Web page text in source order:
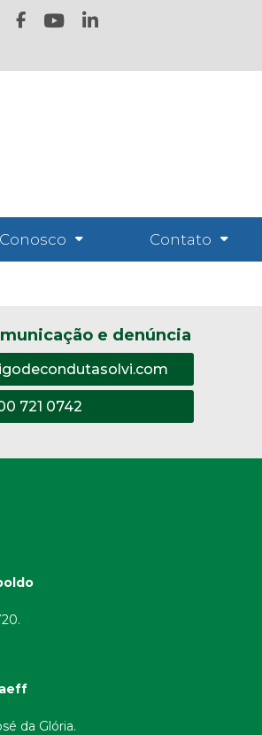
Contato
e denúncia
721 0742
da Glória.